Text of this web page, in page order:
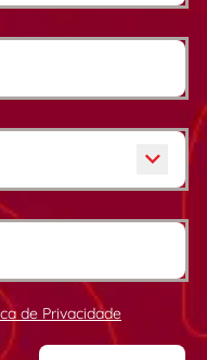
de Privacidade